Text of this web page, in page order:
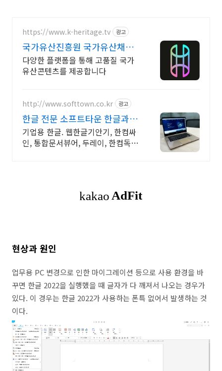
https://www.k-heritage.tv 광고
국가유산진흥원 국가유산채널
한국의 세계유산 영상
다양한 플랫폼을 통해 고품질 국가
유산콘텐츠를 제공합니다
http://www.softtown.co.kr 광고
한글 전문 소프트타운 한글과컴
퓨터 공식 파트너
기업용 한글. 웹한글기안기, 한컴싸
인, 통합문서뷰어, 두레이, 한컴독스
현상과 원인
업무용 PC 변경으로 인한 마이그레이션 등으로 사용 환경을 바
꾸면 한글 2022을 실행했을 때 글자가 다 깨져서 나오는 경우가
있다. 이 경우는 한글 2022가 사용하는 폰특 없어서 발생하는 것
이다.